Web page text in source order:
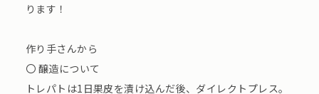
ります！
作り手さんから
〇 醸造について
トレパトは1日果皮を漬け込んだ後、ダイレクトプレス。